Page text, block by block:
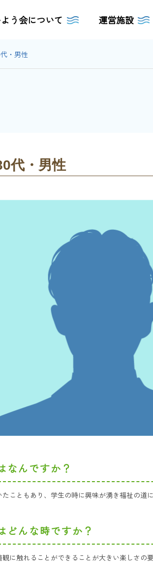
う会について 運営施設
・男性
代・男性
なんですか？
こともあり、学生の時に興味が湧き福祉の道
どんな時ですか？
に触れることができることが大きい楽しさの